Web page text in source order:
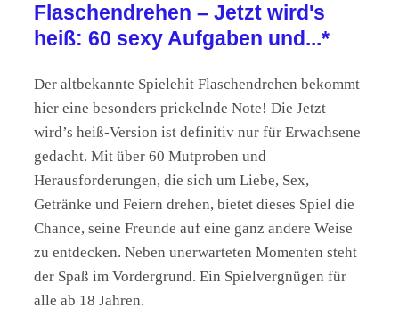
Flaschendrehen – Jetzt wird's
heiß: 60 sexy Aufgaben und...*
Der altbekannte Spielehit Flaschendrehen bekommt
hier eine besonders prickelnde Note! Die Jetzt
wird’s heiß-Version ist definitiv nur für Erwachsene
gedacht. Mit über 60 Mutproben und
Herausforderungen, die sich um Liebe, Sex,
Getränke und Feiern drehen, bietet dieses Spiel die
Chance, seine Freunde auf eine ganz andere Weise
zu entdecken. Neben unerwarteten Momenten steht
der Spaß im Vordergrund. Ein Spielvergnügen für
alle ab 18 Jahren.